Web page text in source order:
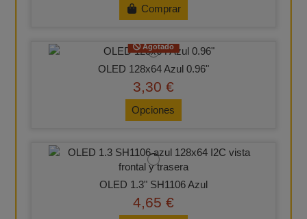
Comprar
Agotado
OLED 128x64 Azul 0.96"
3,30 €
Opciones
OLED 1.3" SH1106 Azul
4,65 €